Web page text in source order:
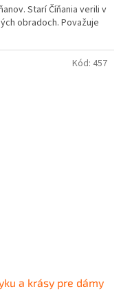
Starí Číňania verili v
obradoch. Považuje
a krásy pre dámy
Kód: 457